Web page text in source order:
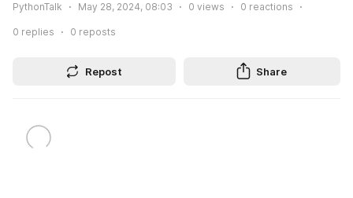
PythonTalk May 28, 2024, 08:03 0 views 0 reactions
0 replies 0 reposts
Repost Share